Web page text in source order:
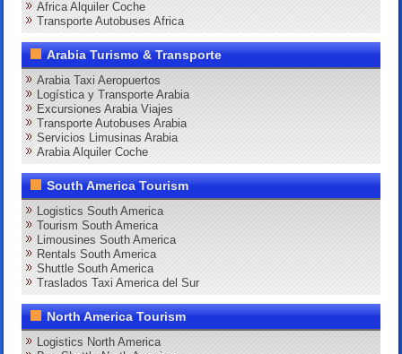
Africa Alquiler Coche
Transporte Autobuses Africa
Arabia Turismo & Transporte
Arabia Taxi Aeropuertos
Logística y Transporte Arabia
Excursiones Arabia Viajes
Transporte Autobuses Arabia
Servicios Limusinas Arabia
Arabia Alquiler Coche
South America Tourism
Logistics South America
Tourism South America
Limousines South America
Rentals South America
Shuttle South America
Traslados Taxi America del Sur
North America Tourism
Logistics North America